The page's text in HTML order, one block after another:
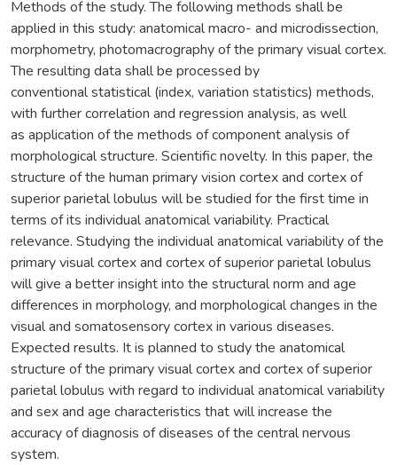
Methods of the study. The following methods shall be
applied in this study: anatomical macro- and microdissection,
morphometry, photomacrography of the primary visual cortex.
The resulting data shall be processed by
conventional statistical (index, variation statistics) methods,
with further correlation and regression analysis, as well
as application of the methods of component analysis of
morphological structure. Scientific novelty. In this paper, the
structure of the human primary vision cortex and cortex of
superior parietal lobulus will be studied for the first time in
terms of its individual anatomical variability. Practical
relevance. Studying the individual anatomical variability of the
primary visual cortex and cortex of superior parietal lobulus
will give a better insight into the structural norm and age
differences in morphology, and morphological changes in the
visual and somatosensory cortex in various diseases.
Expected results. It is planned to study the anatomical
structure of the primary visual cortex and cortex of superior
parietal lobulus with regard to individual anatomical variability
and sex and age characteristics that will increase the
accuracy of diagnosis of diseases of the central nervous
system.